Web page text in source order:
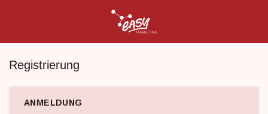
Registrierung
ANMELDUNG